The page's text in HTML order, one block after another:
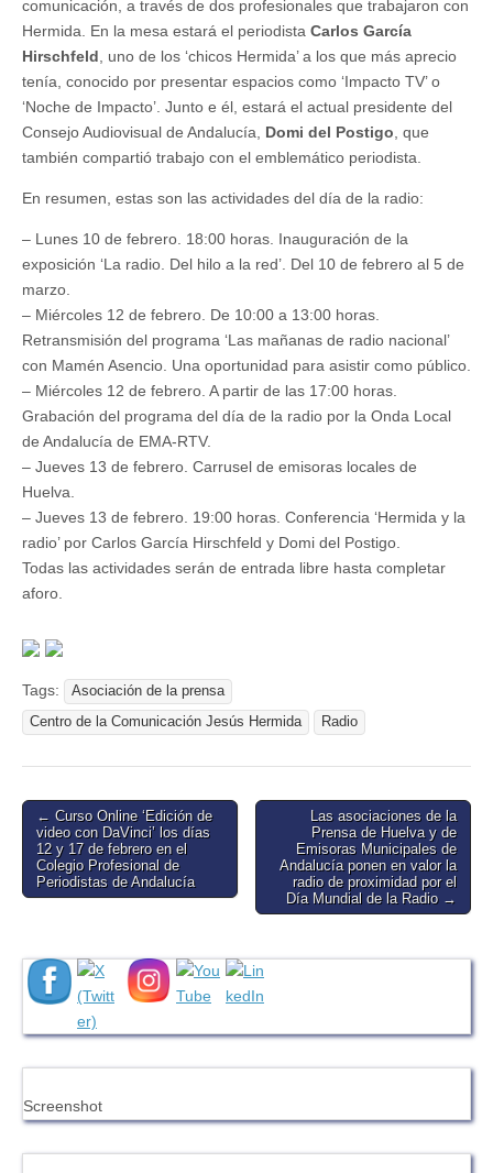
comunicación, a través de dos profesionales que trabajaron con
Hermida. En la mesa estará el periodista Carlos García
Hirschfeld , uno de los ‘chicos Hermida’ a los que más aprecio
tenía, conocido por presentar espacios como ‘Impacto TV’ o
‘Noche de Impacto’. Junto e él, estará el actual presidente del
Consejo Audiovisual de Andalucía, Domi del Postigo , que
también compartió trabajo con el emblemático periodista.
En resumen, estas son las actividades del día de la radio:
– Lunes 10 de febrero. 18:00 horas. Inauguración de la
exposición ‘La radio. Del hilo a la red’. Del 10 de febrero al 5 de
marzo.
– Miércoles 12 de febrero. De 10:00 a 13:00 horas.
Retransmisión del programa ‘Las mañanas de radio nacional’
con Mamén Asencio. Una oportunidad para asistir como público.
– Miércoles 12 de febrero. A partir de las 17:00 horas.
Grabación del programa del día de la radio por la Onda Local
de Andalucía de EMA-RTV.
– Jueves 13 de febrero. Carrusel de emisoras locales de
Huelva.
– Jueves 13 de febrero. 19:00 horas. Conferencia ‘Hermida y la
radio’ por Carlos García Hirschfeld y Domi del Postigo.
Todas las actividades serán de entrada libre hasta completar
aforo.
Tags:
Asociación de la prensa
Centro de la Comunicación Jesús Hermida
Radio
Post
navigation
← Curso Online ‘Edición de
video con DaVinci’ los días
12 y 17 de febrero en el
Colegio Profesional de
Periodistas de Andalucía
Las asociaciones de la
Prensa de Huelva y de
Emisoras Municipales de
Andalucía ponen en valor la
radio de proximidad por el
Día Mundial de la Radio →
Screenshot